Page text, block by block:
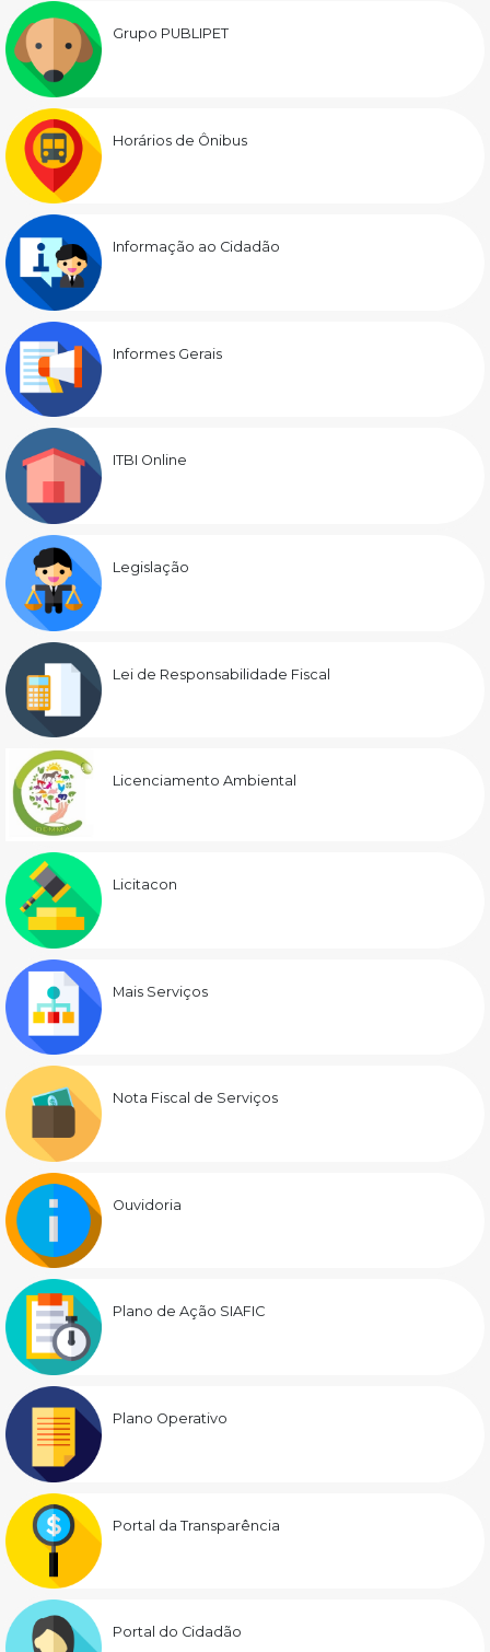
Grupo PUBLIPET
Horários de Ônibus
Informação ao Cidadão
Informes Gerais
ITBI Online
Legislação
Lei de Responsabilidade Fiscal
Licenciamento Ambiental
Licitacon
Mais Serviços
Nota Fiscal de Serviços
Ouvidoria
Plano de Ação SIAFIC
Plano Operativo
Portal da Transparência
Portal do Cidadão